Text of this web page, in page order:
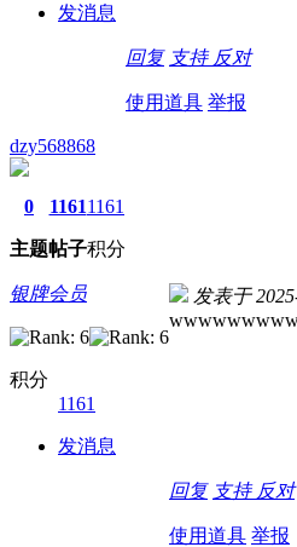
发消息
回复 支持 反对
使用道具 举报
dzy568868
0
主题
1161
帖子
1161
积分
银牌会员
积分
1161
发消息
发表于
回复 支持 反对
使用道具 举报